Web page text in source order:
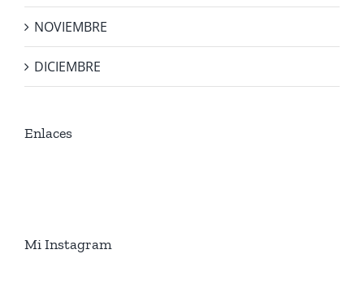
NOVIEMBRE
DICIEMBRE
Enlaces
Mi Instagram